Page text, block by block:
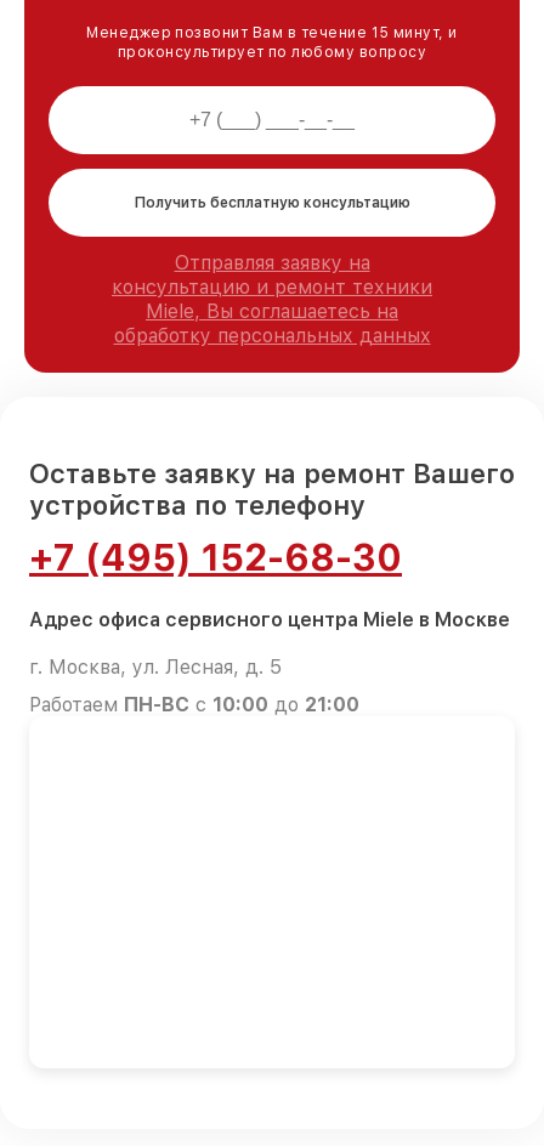
Менеджер позвонит Вам в течение 15 минут, и
проконсультирует по любому вопросу
Получить бесплатную консультацию
Отправляя заявку на
консультацию и ремонт техники
Miele, Вы соглашаетесь на
обработку персональных данных
Оставьте заявку на ремонт Вашего
устройства по телефону
+7 (495) 152-68-30
Адрес офиса сервисного центра Miele в Москве
г. Москва, ул. Лесная, д. 5
Работаем ПН-ВС с 10:00 до 21:00